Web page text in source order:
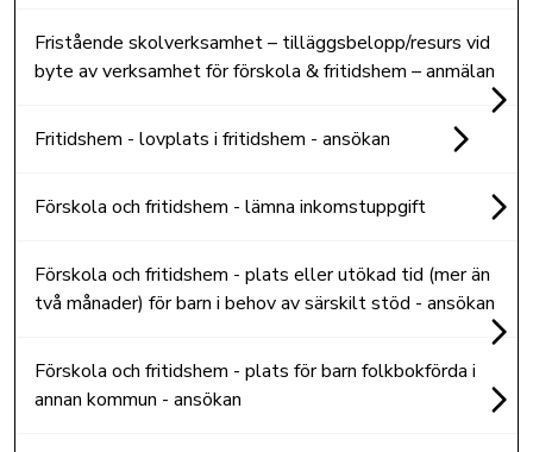
Fristående skolverksamhet – tilläggsbelopp/resurs vid
byte av verksamhet för förskola & fritidshem – anmälan
Fritidshem - lovplats i fritidshem - ansökan
Förskola och fritidshem - lämna inkomstuppgift
Förskola och fritidshem - plats eller utökad tid (mer än
två månader) för barn i behov av särskilt stöd - ansökan
Förskola och fritidshem - plats för barn folkbokförda i
annan kommun - ansökan